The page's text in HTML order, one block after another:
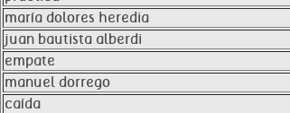
maría dolores heredia
juan bautista alberdi
empate
manuel dorrego
caída